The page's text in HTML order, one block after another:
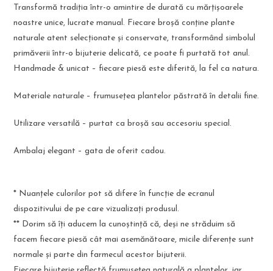
Transformă tradiția într-o amintire de durată cu mărțișoarele
noastre unice, lucrate manual. Fiecare broșă conține plante
naturale atent selecționate și conservate, transformând simbolul
primăverii într-o bijuterie delicată, ce poate fi purtată tot anul.
Handmade & unicat – fiecare piesă este diferită, la fel ca natura.
Materiale naturale – frumusețea plantelor păstrată în detalii fine.
Utilizare versatilă – purtat ca broșă sau accesoriu special.
Ambalaj elegant – gata de oferit cadou.
* Nuanțele culorilor pot să difere în funcție de ecranul
dispozitivului de pe care vizualizați produsul.
** Dorim să îți aducem la cunoștință că, deși ne străduim să
facem fiecare piesă cât mai asemănătoare, micile diferențe sunt
normale și parte din farmecul acestor bijuterii.